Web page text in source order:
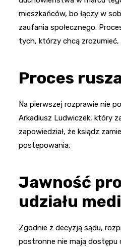
mieszkańców, bo łączy w
zaufania społecznego.
tych, którzy chcą zrozumieć,
Proces
Na pierwszej rozprawie nie
Arkadiusz Ludwiczek, który
zapowiedział, że ksiądz
postępowania.
Jawność
udziału
Zgodnie z decyzją sądu,
postronne nie mają dostępu